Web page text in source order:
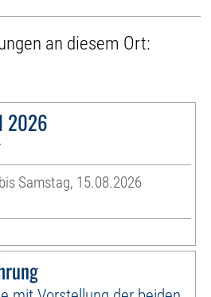
an diesem Ort:
2026
Samstag, 15.08.2026